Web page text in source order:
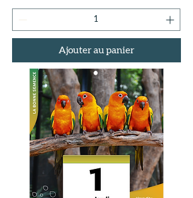
Ajouter au panier